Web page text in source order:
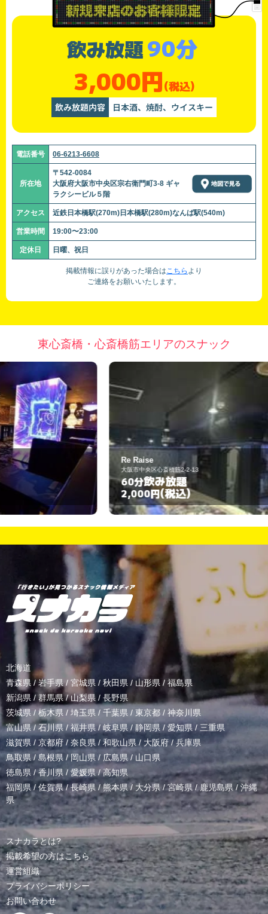
飲み放題90分
3,000円(税込)
飲み放題内容 日本酒、焼酎、ウイスキー
電話番号 06-6213-6608
所在地
〒542-0084
大阪府大阪市中央区宗右衛門町3-8 ギャ
ラクシービル５階
アクセス 近鉄日本橋駅(270m)日本橋駅(280m)なんば駅(540m)
営業時間 19:00〜23:00
定休日 日曜、祝日
掲載情報に誤りがあった場合はこちら より
ご連絡をお願いいたします。
東心斎橋・心斎橋筋エリアのスナック
大阪市中央区心斎橋筋2-2-13
60分飲み放題
2,000円 (税込)
北海道
青森県 / 岩手県/ 宮城県 / 秋田県 / 山形県/ 福島県
新潟県 /群馬県/山梨県 / 長野県
茨城県 / 栃木県 / 埼玉県 / 千葉県 / 東京都 / 神奈川県
富山県 /石川県/福井県/岐阜県 / 静岡県 / 愛知県 / 三重県
滋賀県 / 京都府 / 奈良県 / 和歌山県/ 大阪府 /兵庫県
鳥取県/ 島根県 /岡山県/ 広島県 / 山口県
徳島県 /香川県 / 愛媛県/高知県
福岡県/佐賀県/長崎県 /熊本県/ 大分県/宮崎県 /鹿児島県 / 沖縄
県
スナカラとは?
掲載希望の方はこちら
運営組織
プライバシーポリシー
お問い合わせ